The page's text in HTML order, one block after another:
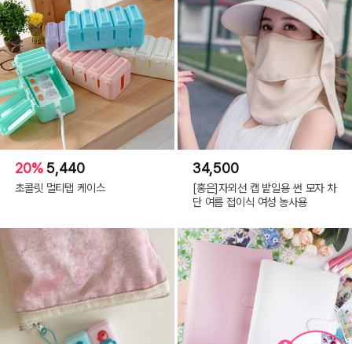
20% 5,440
초콜릿 멀티탭 케이스
34,500
[홍은]자외선 캡 밭일용 썬 모자 차
단 여름 접이식 여성 농사용